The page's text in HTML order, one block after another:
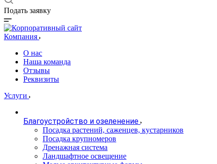
Подать заявку
Компания
О нас
Наша команда
Отзывы
Реквизиты
Услуги
Благоустройство и озеленение
Посадка растений, саженцев, кустарников
Посадка крупномеров
Дренажная система
Ландшафтное освещение